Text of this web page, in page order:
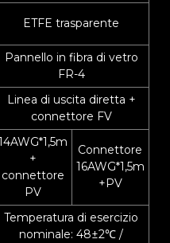
all'aperto in qualsiasi
pulita per ridurre il
da usare, ma potente,
sicuro e affidabile con
ETFE trasparente
Pannello in fibra di vetro
FR-4
Linea di uscita diretta +
connettore FV
+
connettore
PV
Connettore
16AWG*1,5m
+PV
Temperatura di esercizio
nominale: 48±2℃ /